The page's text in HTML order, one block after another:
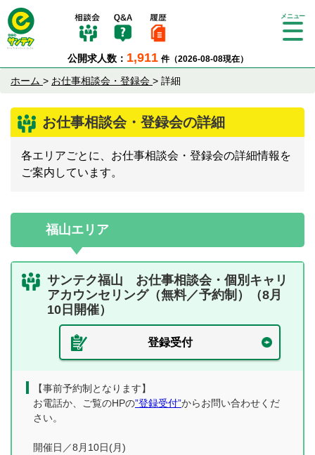
公開求人数： 1,911 件（2026-08-08現在）
Tog
ホーム > お仕事相談会・登録会 > 詳細
お仕事相談会・登録会の詳細
各エリアごとに、お仕事相談会・登録会の詳細情報を
ご案内しています。
福山エリア
サンテク福山 お仕事相談会・個別キャリ
アカウンセリング（無料／予約制）（8月
10日開催）
登録受付
【事前予約制となります】
お電話か、ご覧のHPの”登録受付”からお問い合わせくだ
さい。
開催日／8月10日(月)